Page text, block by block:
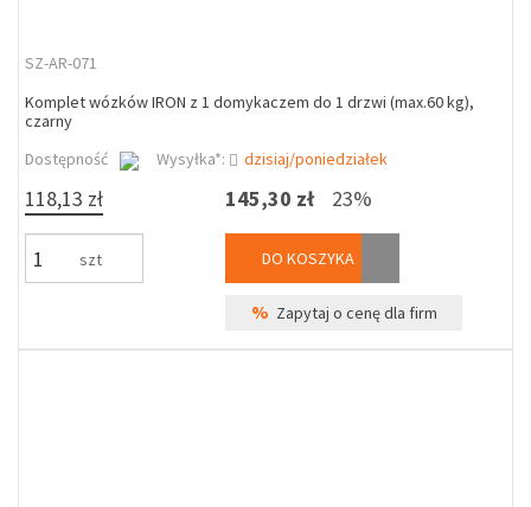
SZ-AR-071
Komplet wózków IRON z 1 domykaczem do 1 drzwi (max.60 kg),
czarny
Dostępność
Wysyłka*: dzisiaj/poniedziałek
118,13 zł
szt
145,30 zł 23%
DO KOSZYKA
% Zapytaj o cenę dla firm